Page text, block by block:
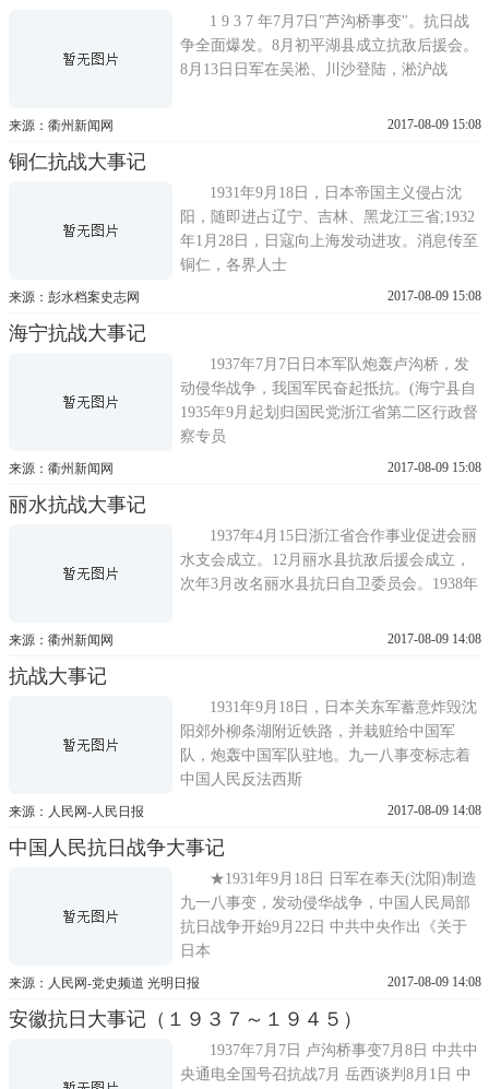
1 9 3 7 年7月7日"芦沟桥事变"。抗日战
争全面爆发。8月初平湖县成立抗敌后援会。
8月13日日军在吴淞、川沙登陆，淞沪战
来源：衢州新闻网 2017-08-09 15:08
铜仁抗战大事记
1931年9月18日，日本帝国主义侵占沈
阳，随即进占辽宁、吉林、黑龙江三省;1932
年1月28日，日寇向上海发动进攻。消息传至
铜仁，各界人士
来源：彭水档案史志网 2017-08-09 15:08
海宁抗战大事记
1937年7月7日日本军队炮轰卢沟桥，发
动侵华战争，我国军民奋起抵抗。(海宁县自
1935年9月起划归国民党浙江省第二区行政督
察专员
来源：衢州新闻网 2017-08-09 15:08
丽水抗战大事记
1937年4月15日浙江省合作事业促进会丽
水支会成立。12月丽水县抗敌后援会成立，
次年3月改名丽水县抗日自卫委员会。1938年
来源：衢州新闻网 2017-08-09 14:08
抗战大事记
1931年9月18日，日本关东军蓄意炸毁沈
阳郊外柳条湖附近铁路，并栽赃给中国军
队，炮轰中国军队驻地。九一八事变标志着
中国人民反法西斯
来源：人民网-人民日报 2017-08-09 14:08
中国人民抗日战争大事记
★1931年9月18日 日军在奉天(沈阳)制造
九一八事变，发动侵华战争，中国人民局部
抗日战争开始9月22日 中共中央作出《关于
日本
来源：人民网-党史频道 光明日报 2017-08-09 14:08
安徽抗日大事记（１９３７～１９４５）
1937年7月7日 卢沟桥事变7月8日 中共中
央通电全国号召抗战7月 岳西谈判8月1日 中